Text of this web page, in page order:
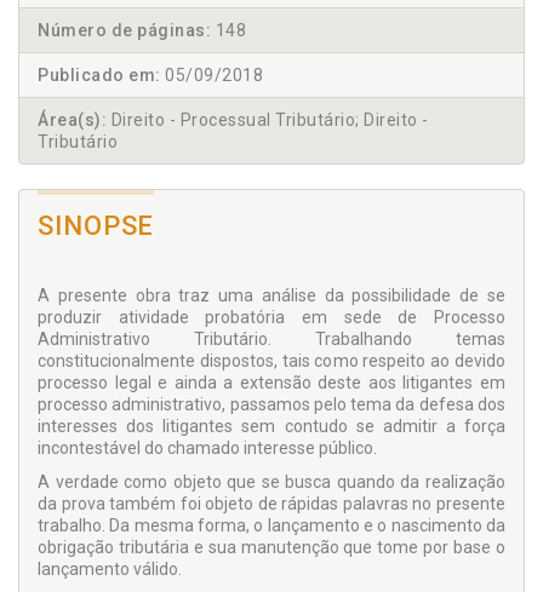
Número de páginas: 148
Publicado em: 05/09/2018
Área(s): Direito - Processual Tributário; Direito -
Tributário
SINOPSE
A presente obra traz uma análise da possibilidade de se
produzir atividade probatória em sede de Processo
Administrativo Tributário. Trabalhando temas
constitucionalmente dispostos, tais como respeito ao devido
processo legal e ainda a extensão deste aos litigantes em
processo administrativo, passamos pelo tema da defesa dos
interesses dos litigantes sem contudo se admitir a força
incontestável do chamado interesse público.
A verdade como objeto que se busca quando da realização
da prova também foi objeto de rápidas palavras no presente
trabalho. Da mesma forma, o lançamento e o nascimento da
obrigação tributária e sua manutenção que tome por base o
lançamento válido.